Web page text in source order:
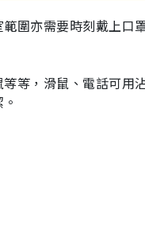
圍亦需要時刻戴上口
等，滑鼠、電話可用